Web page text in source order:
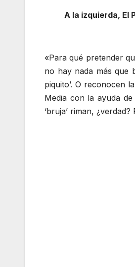
A la izquierda, El
«Para qué pretender
no hay nada más que
piquito’. O reconocen
Media con la ayuda
‘bruja’ riman,